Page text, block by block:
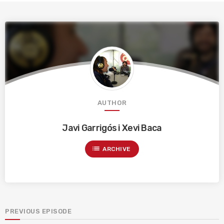
AUTHOR
Javi Garrigós i Xevi Baca
list ARCHIVE
PREVIOUS EPISODE